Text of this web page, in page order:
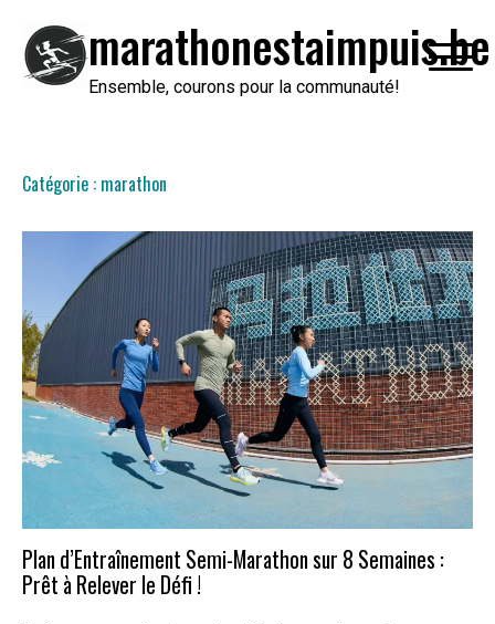
contenu
marathonestaimpuis.be
Ensemble, courons pour la communauté!
Catégorie : marathon
Plan d’Entraînement Semi-Marathon sur 8 Semaines :
Prêt à Relever le Défi !